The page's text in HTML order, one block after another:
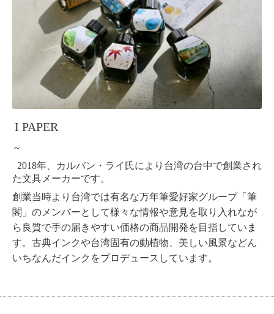
I PAPER
～
2018年、
カルバン・ライ氏により台湾の台中で創業され
た文具メーカーです。
創業当時より台湾では有名な万年筆愛好家グループ「筆
閣」のメンバーとして様々な情報や意見を取り入れなが
ら良質で手の届きやすい価格の商品開発を目指していま
す。古典インクや台湾固有の動植物、美しい風景などん
いちなんだインクをプロデュースしています。